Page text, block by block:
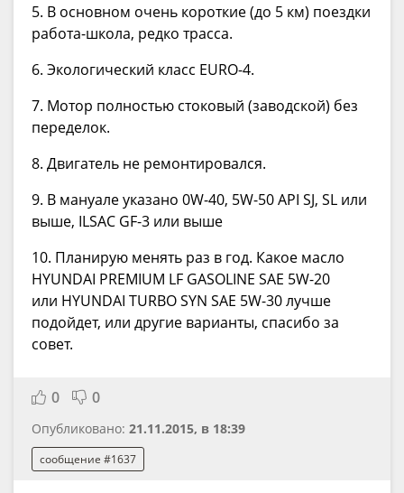
5. В основном очень короткие (до 5 км) поездки
работа-школа, редко трасса.
6. Экологический класс EURO-4.
7. Мотор полностью стоковый (заводской) без
переделок.
8. Двигатель не ремонтировался.
9. В мануале указано 0W-40, 5W-50 API SJ, SL или
выше, ILSAC GF-3 или выше
10. Планирую менять раз в год. Какое масло
HYUNDAI PREMIUM LF GASOLINE SAE 5W-20
или HYUNDAI TURBO SYN SAE 5W-30 лучше
подойдет, или другие варианты, спасибо за
совет.
0 0
Опубликовано: 21.11.2015, в 18:39
сообщение #1637